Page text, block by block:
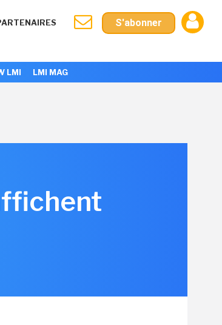
S'abonner
LMI LMI MAG